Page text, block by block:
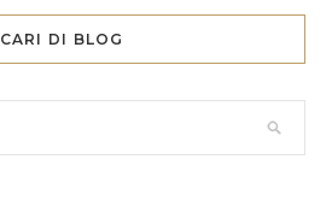
CARI DI BLOG